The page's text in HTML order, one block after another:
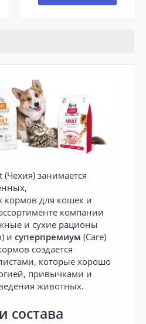
занимается
кормов для кошек и
компании
и сухие рационы
и суперпремиум (Care)
создается
которые хорошо
привычками и
животных.
состава